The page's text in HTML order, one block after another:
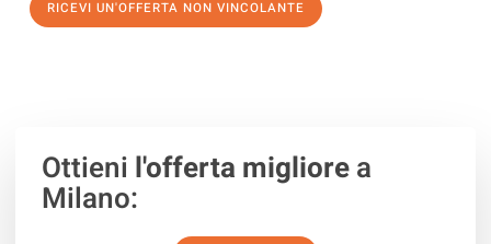
RICEVI UN'OFFERTA NON VINCOLANTE
Ottieni l'offerta migliorea
Milano: